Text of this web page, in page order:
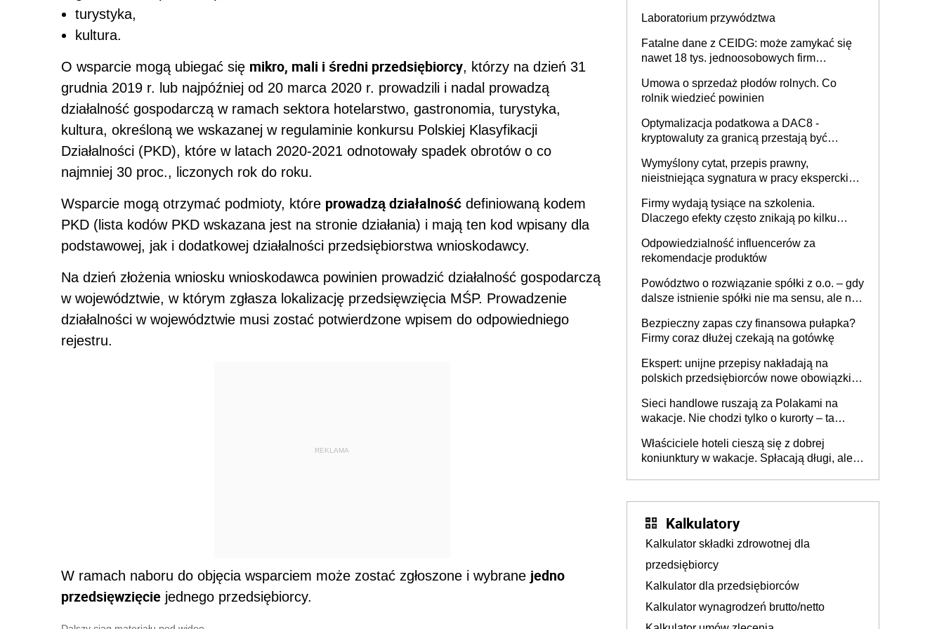
turystyka,
kultura.
O wsparcie mogą ubiegać się mikro, mali i średni przedsiębiorcy, którzy na dzień 31
grudnia 2019 r. lub najpóźniej od 20 marca 2020 r. prowadzili i nadal prowadzą
działalność gospodarczą w ramach sektora hotelarstwo, gastronomia, turystyka,
kultura, określoną we wskazanej w regulaminie konkursu Polskiej Klasyfikacji
Działalności (PKD), które w latach 2020-2021 odnotowały spadek obrotów o co
najmniej 30 proc., liczonych rok do roku.
Wsparcie mogą otrzymać podmioty, które prowadzą działalność definiowaną kodem
PKD (lista kodów PKD wskazana jest na stronie działania) i mają ten kod wpisany dla
podstawowej, jak i dodatkowej działalności przedsiębiorstwa wnioskodawcy.
Na dzień złożenia wniosku wnioskodawca powinien prowadzić działalność gospodarczą
w województwie, w którym zgłasza lokalizację przedsięwzięcia MŚP. Prowadzenie
działalności w województwie musi zostać potwierdzone wpisem do odpowiedniego
rejestru.
REKLAMA
W ramach naboru do objęcia wsparciem może zostać zgłoszone i wybrane jedno
przedsięwzięcie jednego przedsiębiorcy.
Laboratorium przywództwa
Fatalne dane z CEIDG: może zamykać się
nawet 18 tys. jednoosobowych firm
Umowa o sprzedaż płodów rolnych. Co
rolnik wiedzieć powinien
Optymalizacja podatkowa a DAC8 -
kryptowaluty za granicą przestają być
Wymyślony cytat, przepis prawny,
nieistniejąca sygnatura w pracy eksperckiej -
firmie
Firmy wydają tysiące na szkolenia.
Dlaczego efekty często znikają po kilku
Odpowiedzialność influencerów za
rekomendacje produktów
Powództwo o rozwiązanie spółki z o.o. – gdy
dalsze istnienie spółki nie ma sensu, ale nie
Bezpieczny zapas czy finansowa pułapka?
Firmy coraz dłużej czekają na gotówkę
Ekspert: unijne przepisy nakładają na
polskich przedsiębiorców nowe obowiązki w
Sieci handlowe ruszają za Polakami na
wakacje. Nie chodzi tylko o kurorty – ta
tam, gdzie wielu spędzi urlop po cichu
Właściciele hoteli cieszą się z dobrej
koniunktury w wakacje. Spłacają długi, ale
Kalkulatory
Kalkulator składki zdrowotnej dla
przedsiębiorcy
Kalkulator dla przedsiębiorców
Kalkulator wynagrodzeń brutto/netto